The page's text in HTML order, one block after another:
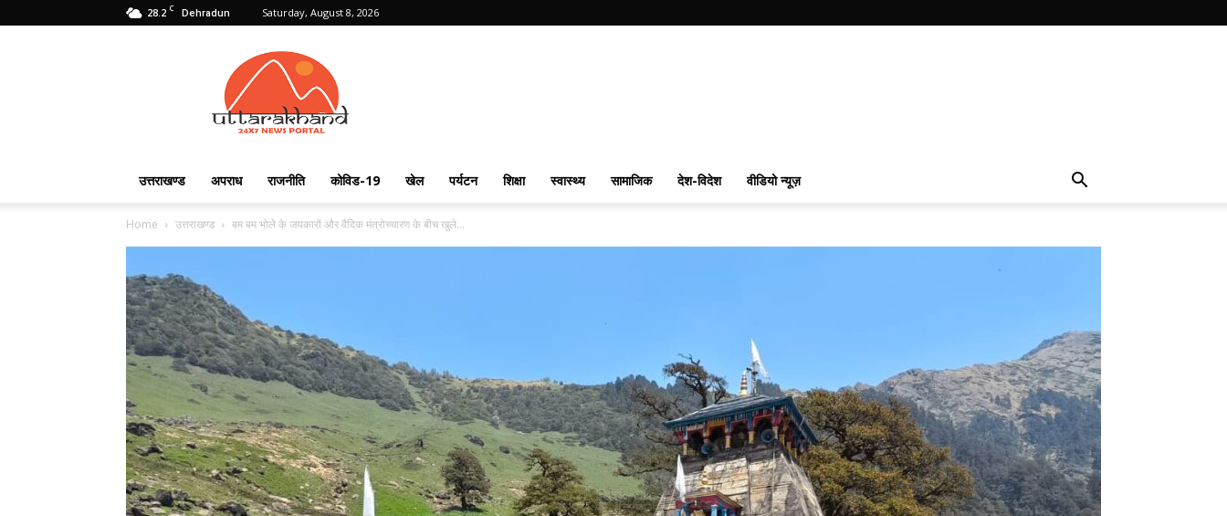
28.2 C Dehradun Saturday, August 8, 2026
Uttarakhand
24X7
उत्तराखण्ड अपराध राजनीति कोविड-19 खेल पर्यटन शिक्षा स्वास्थ्य सामाजिक देश-विदेश वीडियो न्यूज़
Home उत्तराखण्ड बम बम भोले के जयकारों और वैदिक मंत्रोच्चारण के बीच खुले...